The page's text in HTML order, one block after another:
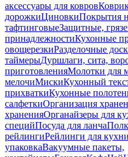
аксессуары для ковров
дорожкиЦиновкиПокрытия
тафтинговыеЗащитные,
принадлежностиКухонные
овощерезкиРазделочные
таймерыДуршлаги, сита,
приготовленияМолотки для
мелочиМискиКухонный
прихваткиКухонные
салфеткиОрганизация
храненияОрганайзеры для
специйПосуда для ланча
рейлингиРейлинги для кухни
упаковкаВакуумные пакеты,